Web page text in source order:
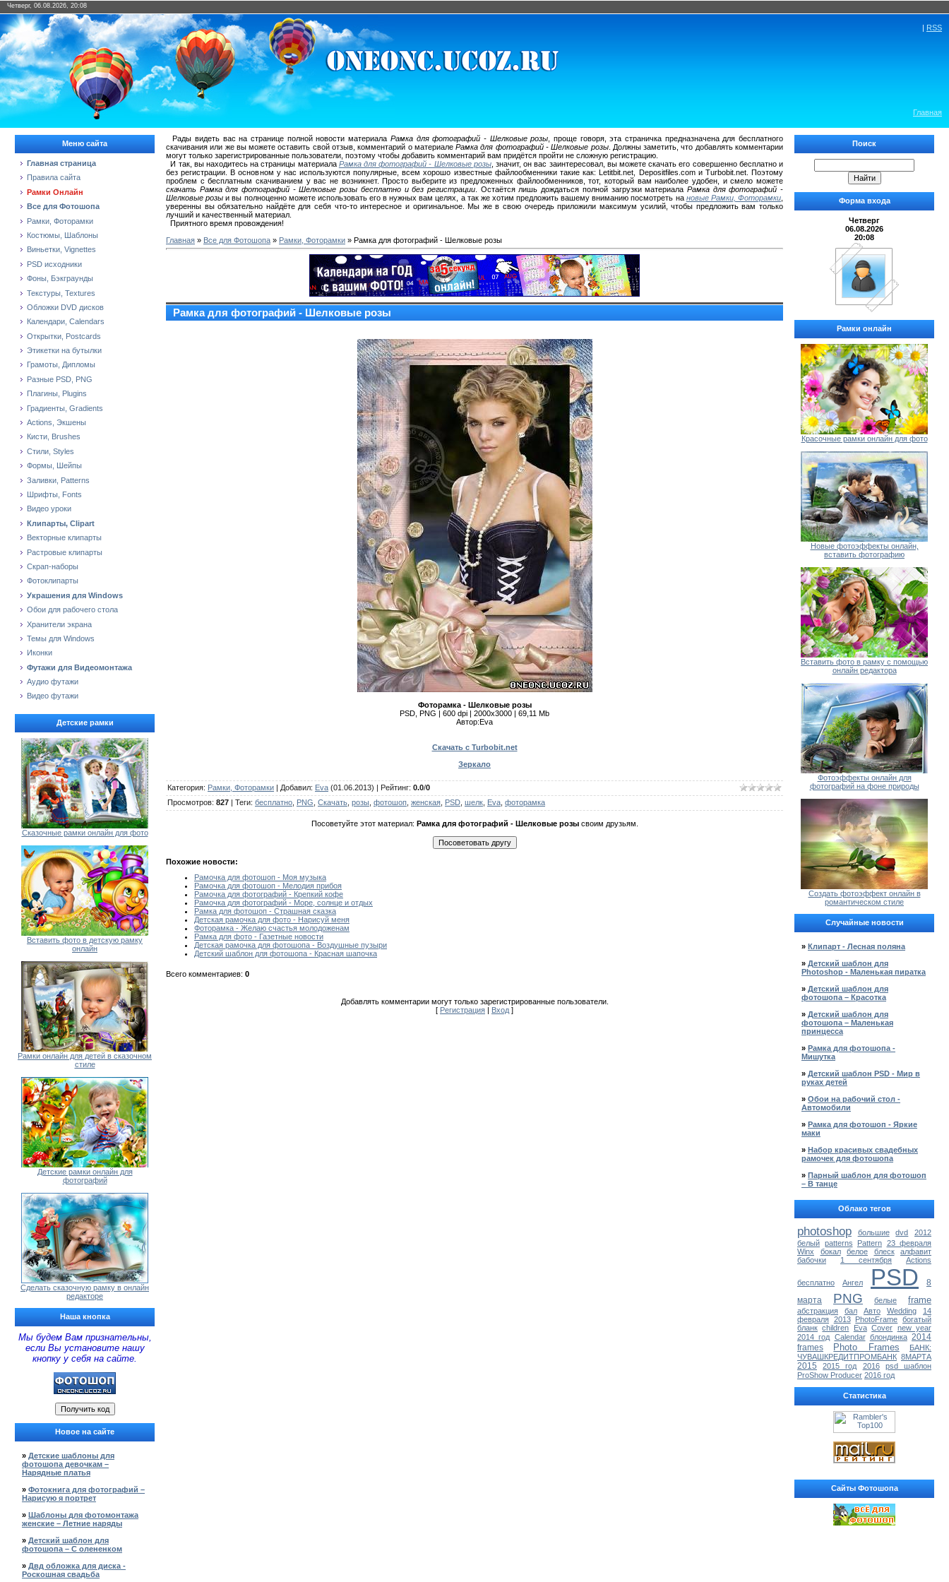
Четверг, 06.08.2026, 20:08
| RSS
Главная
Меню сайта
Главная страница
Правила сайта
Рамки Онлайн
Все для Фотошопа
Рамки, Фоторамки
Костюмы, Шаблоны
Виньетки, Vignettes
PSD исходники
Фоны, Бэкграунды
Текстуры, Textures
Обложки DVD дисков
Календари, Calendars
Открытки, Postcards
Этикетки на бутылки
Грамоты, Дипломы
Разные PSD, PNG
Плагины, Plugins
Градиенты, Gradients
Actions, Экшены
Кисти, Brushes
Стили, Styles
Формы, Шейпы
Заливки, Patterns
Шрифты, Fonts
Видео уроки
Клипарты, Clipart
Векторные клипарты
Растровые клипарты
Скрап-наборы
Фотоклипарты
Украшения для Windows
Обои для рабочего стола
Хранители экрана
Темы для Windows
Иконки
Футажи для Видеомонтажа
Аудио футажи
Видео футажи
Детские рамки
Сказочные рамки онлайн для фото
Вставить фото в детскую рамку
онлайн
Рамки онлайн для детей в сказочном
стиле
Детские рамки онлайн для
фотографий
Сделать сказочную рамку в онлайн
редакторе
Наша кнопка
Мы будем Вам признательны,
если Вы установите нашу
кнопку у себя на сайте.
Новое на сайте
» Детские шаблоны для
фотошопа девочкам –
Нарядные платья
» Фотокнига для фотографий –
Нарисую я портрет
» Шаблоны для фотомонтажа
женские – Летние наряды
» Детский шаблон для
фотошопа – С олененком
» Двд обложка для диска -
Роскошная свадьба
Рады видеть вас на странице полной новости материала Рамка для фотографий - Шелковые розы , проще говоря, эта страничка предназначена для бесплатного
скачивания или же вы можете оставить свой отзыв, комментарий о материалеРамка для фотографий - Шелковые розы. Должны заметить, что добавлять комментарии
могут только зарегистрированные пользователи, поэтому чтобы добавить комментарий вам придётся пройти не сложную регистрацию.
И так, вы находитесь на страницы материала Рамка для фотографий - Шелковые розы, значит, он вас заинтересовал, вы можете скачать его совершенно бесплатно и
без регистрации. В основном у нас используются популярные, всем хорошо известные файлообменники такие как: Letitbit.net, Depositfiles.com и Turbobit.net. Поэтому
проблем с бесплатным скачиванием у вас не возникнет. Просто выберите из предложенных файлообменников, тот, который вам наиболее удобен, и смело можете
скачать Рамка для фотографий - Шелковые розы бесплатно и без регистрации . Остаётся лишь дождаться полной загрузки материала Рамка для фотографий -
Шелковые розы и вы полноценно можете использовать его в нужных вам целях, а так же хотим предложить вашему вниманию посмотреть на новые Рамки, Фоторамки
уверенны вы обязательно найдёте для себя что-то интересное и оригинальное. Мы же в свою очередь приложили максимум усилий, чтобы предложить вам только
лучший и качественный материал.
Приятного время провождения!
Главная » Все для Фотошопа » Рамки, Фоторамки » Рамка для фотографий - Шелковые розы
Рамка для фотографий - Шелковые розы
Фоторамка - Шелковые розы
PSD, PNG | 600 dpi | 2000x3000 | 69,11 Mb
Автор:Eva
Скачать с Turbobit.net
Зеркало
Категория: Рамки, Фоторамки | Добавил: Eva (01.06.2013) | Рейтинг: 0.0/0
Просмотров: 827 | Теги: бесплатно PNG Скачать розы фотошоп женская PSD шелк Eva фоторамка
Посоветуйте этот материал: Рамка для фотографий - Шелковые розысвоим друзьям.
Похожие новости:
Рамочка для фотошоп - Моя музыка
Рамочка для фотошоп - Мелодия прибоя
Рамочка для фотографий - Крепкий кофе
Рамочка для фотографий - Море, солнце и отдых
Рамка для фотошоп - Страшная сказка
Детская рамочка для фото - Нарисуй меня
Фоторамка - Желаю счастья молодоженам
Рамка для фото - Газетные новости
Детская рамочка для фотошопа - Воздушные пузыри
Детский шаблон для фотошопа - Красная шапочка
Всего комментариев: 0
Добавлять комментарии могут только зарегистрированные пользователи.
[ Регистрация | Вход ]
Поиск
Форма входа
Четверг
06.08.2026
20:08
Рамки онлайн
Красочные рамки онлайн для фото
Новые фотоэффекты онлайн,
вставить фотографию
Вставить фото в рамку с помощью
онлайн редактора
Фотоэффекты онлайн для
фотографий на фоне природы
Создать фотоэффект онлайн в
романтическом стиле
Случайные новости
» Клипарт - Лесная поляна
» Детский шаблон для
Photoshop - Маленькая пиратка
» Детский шаблон для
фотошопа – Красотка
» Детский шаблон для
фотошопа – Маленькая
принцесса
» Рамка для фотошопа -
Мишутка
» Детский шаблон PSD - Мир в
руках детей
» Обои на рабочий стол -
Автомобили
» Рамка для фотошоп - Яркие
маки
» Набор красивых свадебных
рамочек для фотошопа
» Парный шаблон для фотошоп
– В танце
Облако тегов
photoshop большие dvd
2012
белый patterns Pattern 23 февраля
Winx
бокал белое блеск
алфавит
бабочки
1 сентября Actions
бесплатно Ангел PSD
8
марта
PNG белые frame
абстракция бал Авто Wedding
14
февраля 2013 PhotoFrame богатый
бланк children Eva Cover new year
2014 год Calendar блондинка 2014
frames
Photo Frames
БАНК:
ЧУВАШКРЕДИТПРОМБАНК 8МАРТА
2015 2015 год 2016
psd шаблон
ProShow Producer 2016 год
Статистика
Сайты Фотошопа